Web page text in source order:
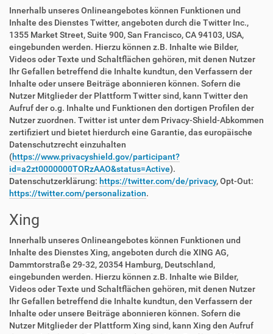
Innerhalb unseres Onlineangebotes können Funktionen und
Inhalte des Dienstes Twitter, angeboten durch die Twitter Inc.,
1355 Market Street, Suite 900, San Francisco, CA 94103, USA,
eingebunden werden. Hierzu können z.B. Inhalte wie Bilder,
Videos oder Texte und Schaltflächen gehören, mit denen Nutzer
Ihr Gefallen betreffend die Inhalte kundtun, den Verfassern der
Inhalte oder unsere Beiträge abonnieren können. Sofern die
Nutzer Mitglieder der Plattform Twitter sind, kann Twitter den
Aufruf der o.g. Inhalte und Funktionen den dortigen Profilen der
Nutzer zuordnen. Twitter ist unter dem Privacy-Shield-Abkommen
zertifiziert und bietet hierdurch eine Garantie, das europäische
Datenschutzrecht einzuhalten
(https://www.privacyshield.gov/participant?
id=a2zt0000000TORzAAO&status=Active).
Datenschutzerklärung: https://twitter.com/de/privacy, Opt-Out:
https://twitter.com/personalization.
Xing
Innerhalb unseres Onlineangebotes können Funktionen und
Inhalte des Dienstes Xing, angeboten durch die XING AG,
Dammtorstraße 29-32, 20354 Hamburg, Deutschland,
eingebunden werden. Hierzu können z.B. Inhalte wie Bilder,
Videos oder Texte und Schaltflächen gehören, mit denen Nutzer
Ihr Gefallen betreffend die Inhalte kundtun, den Verfassern der
Inhalte oder unsere Beiträge abonnieren können. Sofern die
Nutzer Mitglieder der Plattform Xing sind, kann Xing den Aufruf